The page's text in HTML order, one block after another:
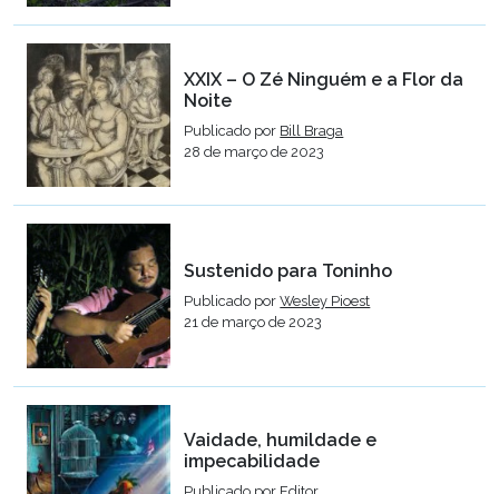
XXIX – O Zé Ninguém e a Flor da
Noite
Publicado por Bill Braga
28 de março de 2023
Sustenido para Toninho
Publicado porWesley Pioest
21 de março de 2023
Vaidade, humildade e
impecabilidade